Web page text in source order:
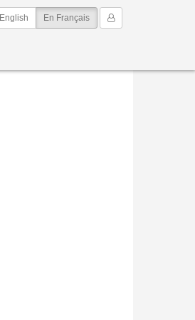
Mon Compte
English En Français(current)